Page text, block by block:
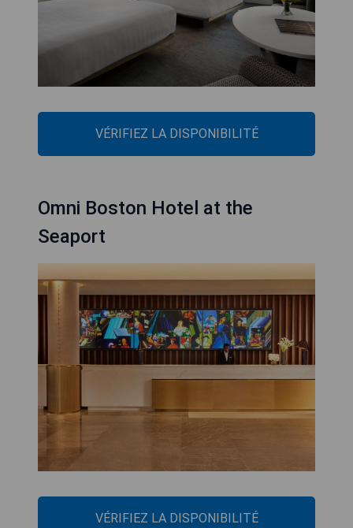
VÉRIFIEZ LA DISPONIBILITÉ
Omni Boston Hotel at the
Seaport
VÉRIFIEZ LA DISPONIBILITÉ